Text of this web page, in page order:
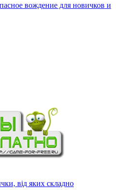
вождение для новичков и
від яких складно